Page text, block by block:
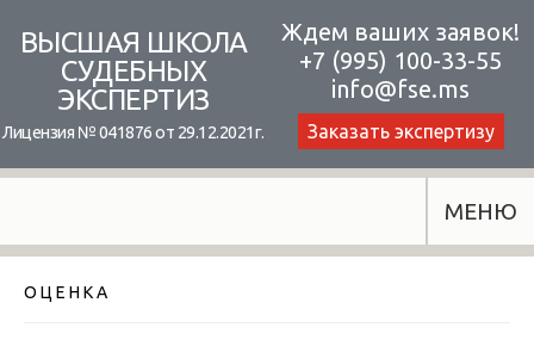
content
ВЫСШАЯ ШКОЛА
СУДЕБНЫХ
ЭКСПЕРТИЗ
Лицензия № 041876 от 29.12.2021г.
Ждем ваших заявок!
+7 (995) 100-33-55
info@fse.ms
Заказать экспертизу
МЕНЮ
О Ц Е Н К А